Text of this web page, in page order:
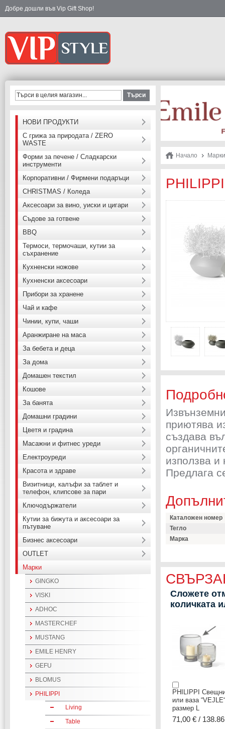
Добре дошли във Vip Gift Shop!
Начало Марки
приютява
създава
използва и
Предлага
Каталожен номер
Тегло
Марка
Сложете
количката
PHILIPPI
или ваза
размер L
71,00 € /
Търси
НОВИ ПРОДУКТИ
С грижа за природата / ZERO
WASTE
Форми за печене / Сладкарски
инструменти
Корпоративни / Фирмени подаръци
CHRISTMAS / Коледа
Аксесоари за вино, уиски и цигари
Съдове за готвене
BBQ
Термоси, термочаши, кутии за
съхранение
Кухненски ножове
Кухненски аксесоари
Прибори за хранене
Чай и кафе
Чинии, купи, чаши
Аранжиране на маса
За бебета и деца
За дома
Домашен текстил
Кошове
За банята
Домашни градини
Цветя и градина
Масажни и фитнес уреди
Електроуреди
Красота и здраве
Визитници, калъфи за таблет и
телефон, клипсове за пари
Ключодържатели
Кутии за бижута и аксесоари за
пътуване
Бизнес аксесоари
OUTLET
Марки
GINGKO
VISKI
ADHOC
MASTERCHEF
MUSTANG
EMILE HENRY
GEFU
BLOMUS
PHILIPPI
Living
Table